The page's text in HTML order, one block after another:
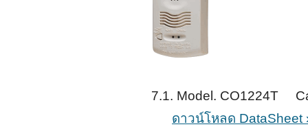
7.1. Model. CO1224T
ดาวน์โหลด DataSheet